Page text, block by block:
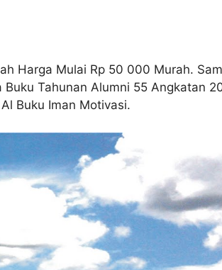
Harga Mulai Rp 50 000 Murah.
Buku Tahunan Alumni 55 Angkatan
Buku Iman Motivasi.